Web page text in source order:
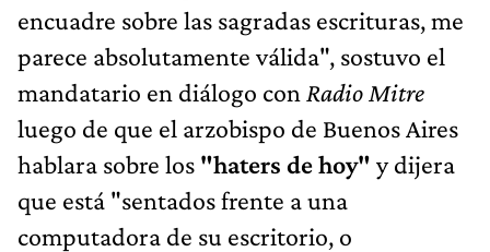
encuadre sobre las sagradas escrituras, me
parece absolutamente válida", sostuvo el
mandatario en diálogo con Radio Mitre
luego de que el arzobispo de Buenos Aires
hablara sobre los "haters de hoy" y dijera
que está "sentados frente a una
computadora de su escritorio, o